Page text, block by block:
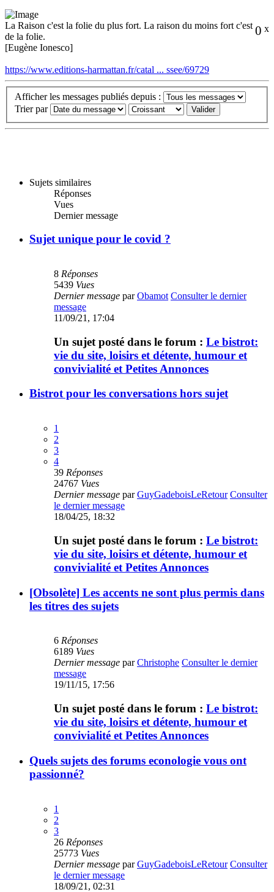
0 x
La Raison c'est la folie du plus fort. La raison du moins fort c'est
de la folie.
[Eugène Ionesco]
https://www.editions-harmattan.fr/catal ... ssee/69729
Afficher les messages publiés depuis :
Trier par
Sujets similaires
Réponses
Vues
Dernier message
Sujet unique pour le covid ?
8 Réponses
5439 Vues
Dernier message parObamot Consulter le dernier
message
11/09/21, 17:04
Un sujet posté dans le forum : Le bistrot:
vie du site, loisirs et détente, humour et
convivialité et Petites Annonces
Bistrot pour les conversations hors sujet
1
2
3
4
39 Réponses
24767 Vues
Dernier message parGuyGadeboisLeRetour Consulter
le dernier message
18/04/25, 18:32
Un sujet posté dans le forum : Le bistrot:
vie du site, loisirs et détente, humour et
convivialité et Petites Annonces
[Obsolète] Les accents ne sont plus permis dans
les titres des sujets
6 Réponses
6189 Vues
Dernier message parChristophe Consulter le dernier
message
19/11/15, 17:56
Un sujet posté dans le forum : Le bistrot:
vie du site, loisirs et détente, humour et
convivialité et Petites Annonces
Quels sujets des forums econologie vous ont
passionné?
1
2
3
26 Réponses
25773 Vues
Dernier message parGuyGadeboisLeRetour Consulter
le dernier message
18/09/21, 02:31